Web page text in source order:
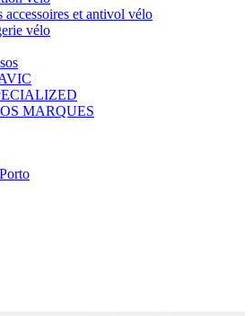
accessoires et antivol vélo
vélo
MARQUES